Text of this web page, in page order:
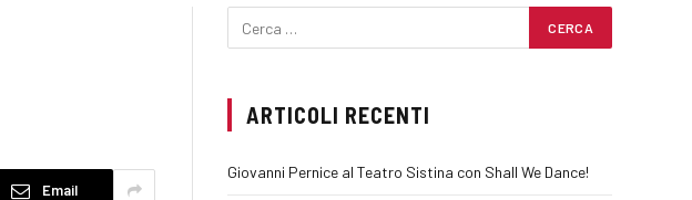
Email
ARTICOLI RECENTI
Giovanni Pernice al Teatro Sistina con Shall We Dance!